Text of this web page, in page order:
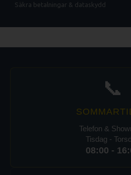
Säkra betalningar & dataskydd
📞
Telefon &
Tisdag -
08:00 -